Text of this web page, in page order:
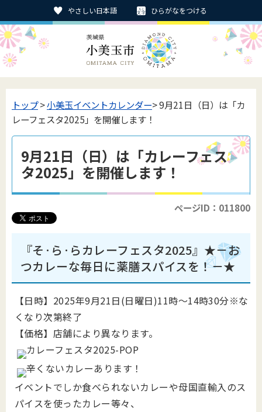
やさしい日本語 ひらがなをつける
トップ>小美玉イベントカレンダー> 9月21日（日）は「カ
レーフェスタ2025」を開催します！
9月21日（日）は「カレーフェス
タ2025」を開催します！
ページID：011800
『そ·ら·らカレーフェスタ2025』★－お
つカレーな毎日に薬膳スパイスを！－★
【日時】2025年9月21日(日曜日)11時～14時30分※な
くなり次第終了
【価格】店舗により異なります。
イベントでしか食べられないカレーや母国直輸入のス
パイスを使ったカレー等々、